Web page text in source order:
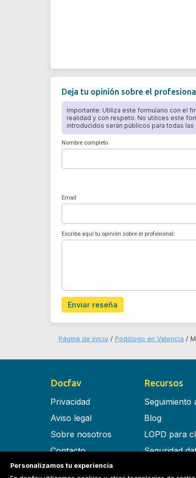
Deja tu opinión sobre el
Importante: Utiliza este formulario con el
realidad y con respeto. No utilices este
introducidos serán públicos para todas
Nombre completo
Email
Escribe aquí tu opinión sobre el profesional:
Enviar reseña
Página de inicio Podólogo en Valencia
Docfav
Privacidad
Aviso legal
Sobre nosotros
Contacto
Términos y condiciones
Recursos
Seguimiento
Blog
LOPD para
Seguridad
Personalizamos tu experiencia